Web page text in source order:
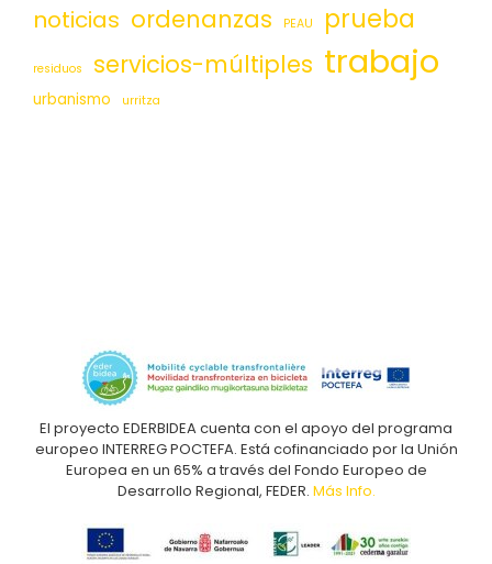
noticias ordenanzas PEAU prueba
residuos servicios-múltiples trabajo
urbanismo urritza
El proyecto EDERBIDEA cuenta con el apoyo del programa
europeo INTERREG POCTEFA. Está cofinanciado por la Unión
Europea en un 65% a través del Fondo Europeo de
Desarrollo Regional, FEDER. Más Info.